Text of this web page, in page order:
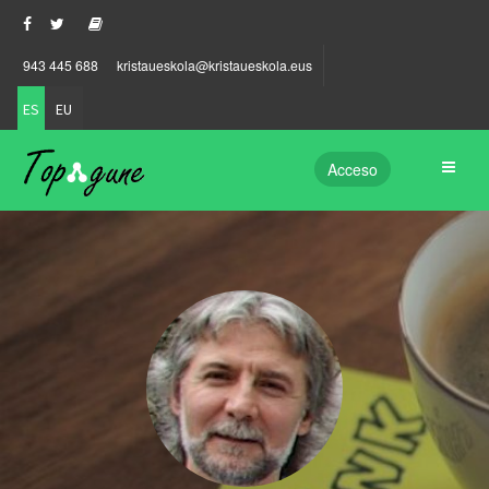
943 445 688 kristaueskola@kristaueskola.eus
ES EU
Acceso